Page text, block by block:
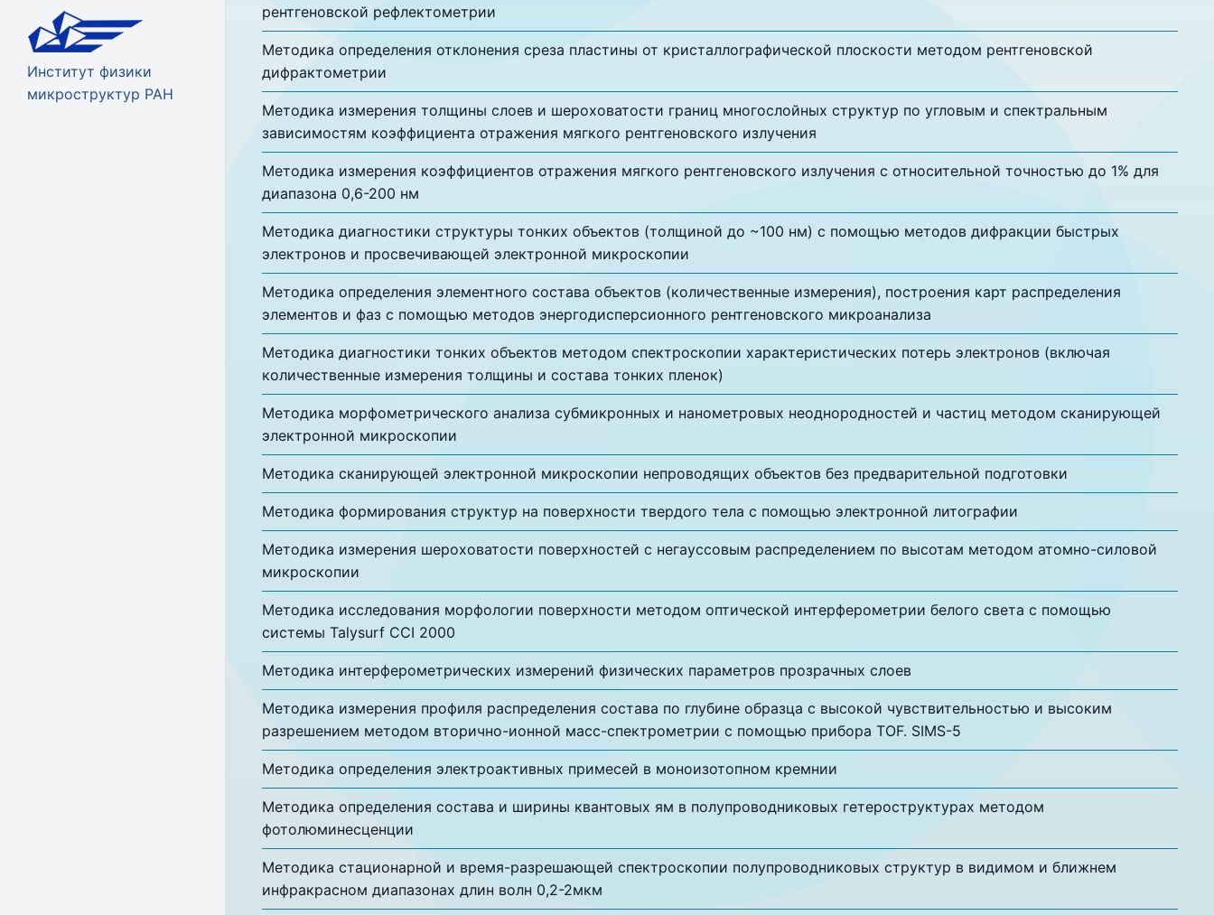
Институт физики
микроструктур РАН
рентгеновской рефлектометрии
Методика определения отклонения среза пластины от кристаллографической плоскости методом рентгеновской
дифрактометрии
Методика измерения толщины слоев и шероховатости границ многослойных структур по угловым и спектральным
зависимостям коэффициента отражения мягкого рентгеновского излучения
Методика измерения коэффициентов отражения мягкого рентгеновского излучения с относительной точностью до 1% для
диапазона 0,6-200 нм
Методика диагностики структуры тонких объектов (толщиной до ~100 нм) с помощью методов дифракции быстрых
электронов и просвечивающей электронной микроскопии
Методика определения элементного состава объектов (количественные измерения), построения карт распределения
элементов и фаз с помощью методов энергодисперсионного рентгеновского микроанализа
Методика диагностики тонких объектов методом спектроскопии характеристических потерь электронов (включая
количественные измерения толщины и состава тонких пленок)
Методика морфометрического анализа субмикронных и нанометровых неоднородностей и частиц методом сканирующей
электронной микроскопии
Методика сканирующей электронной микроскопии непроводящих объектов без предварительной подготовки
Методика формирования структур на поверхности твердого тела с помощью электронной литографии
Методика измерения шероховатости поверхностей с негауссовым распределением по высотам методом атомно-силовой
микроскопии
Методика исследования морфологии поверхности методом оптической интерферометрии белого света с помощью
системы Talysurf CCI 2000
Методика интерферометрических измерений физических параметров прозрачных слоев
Методика измерения профиля распределения состава по глубине образца с высокой чувствительностью и высоким
разрешением методом вторично-ионной масс-спектрометрии с помощью прибора TOF. SIMS-5
Методика определения электроактивных примесей в моноизотопном кремнии
Методика определения состава и ширины квантовых ям в полупроводниковых гетероструктурах методом
фотолюминесценции
Методика стационарной и время-разрешающей спектроскопии полупроводниковых структур в видимом и ближнем
инфракрасном диапазонах длин волн 0,2-2мкм